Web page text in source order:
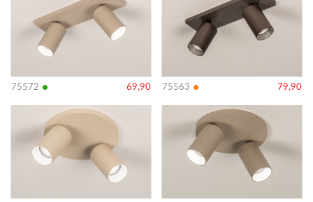
75572 • 69,90 75563 • 79,90
Bekijk
Bekijk